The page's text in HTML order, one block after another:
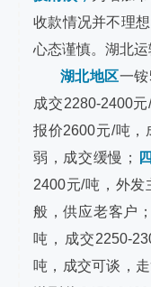
收款情况并不理
心态谨慎。湖北运
湖北地区一铵
成交2280-2400
报价2600元/吨，
弱，成交缓慢；
2400元/吨，外发
般，供应老客户；
吨，成交2250-
吨，成交可谈，走